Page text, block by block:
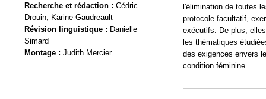
Recherche et rédaction : Cédric
Drouin, Karine Gaudreault
Révision linguistique : Danielle
Simard
Montage : Judith Mercier
l'élimination de toutes
protocole facultatif,
exécutifs. De plus,
les thématiques
des exigences envers
condition féminine.